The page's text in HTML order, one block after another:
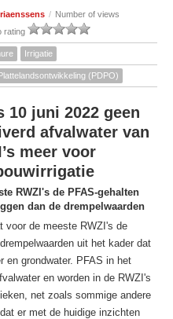
/ Number of views
rating
Irrigatie
(PDPO)
10 juni 2022 geen
afvalwater van
meer voor
RWZI's de PFAS-gehalten
dan de drempelwaarden
voor de meeste RWZI's de
uit het kader dat
en grondwater. PFAS in het
en worden in de RWZI's
net zoals sommige andere
er met de huidige inzichten